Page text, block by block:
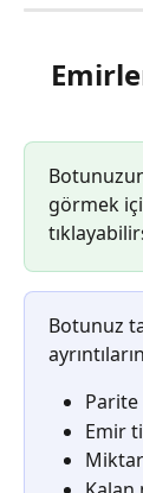
görmek
Botunuz
Parite
Emir
Miktar